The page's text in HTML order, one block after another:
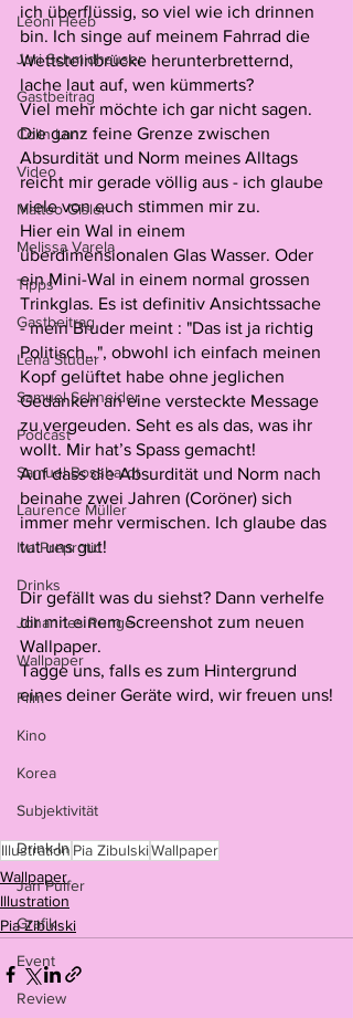
Leoni Heeb
Juri Schmidhauser
Gastbeitrag
Colin Lanz
Video
Matteo Gisler
Melissa Varela
Tipps
Gastbeitrag
Lena Studer
Samuel Schneider
Podcast
Samuel Bosshardt
Laurence Müller
Iva Preprotić
Drinks
Johannes Runge
Wallpaper
Film
Kino
Korea
Subjektivität
Drink-In
Jan Pulfer
Grafik
Event
Review
ich überflüssig, so viel wie ich drinnen
bin. Ich singe auf meinem Fahrrad die
Wettsteinbrücke herunterbretternd,
lache laut auf, wen kümmerts?
Viel mehr möchte ich gar nicht sagen.
Die ganz feine Grenze zwischen
Absurdität und Norm meines Alltags
reicht mir gerade völlig aus - ich glaube
viele von euch stimmen mir zu.
Hier ein Wal in einem
überdimensionalen Glas Wasser. Oder
ein Mini-Wal in einem normal grossen
Trinkglas. Es ist definitiv Ansichtssache
- mein Bruder meint : "Das ist ja richtig
Politisch…", obwohl ich einfach meinen
Kopf gelüftet habe ohne jeglichen
Gedanken an eine versteckte Message
zu vergeuden. Seht es als das, was ihr
wollt. Mir hat’s Spass gemacht!
Auf dass die Absurdität und Norm nach
beinahe zwei Jahren (Coröner) sich
immer mehr vermischen. Ich glaube das
tut uns gut!
Dir gefällt was du siehst? Dann verhelfe
dir mit einem Screenshot zum neuen
Wallpaper.
Tagge uns, falls es zum Hintergrund
eines deiner Geräte wird, wir freuen uns!
Illustration Pia ZibulskiWallpaper
Wallpaper
Illustration
Pia Zibulski